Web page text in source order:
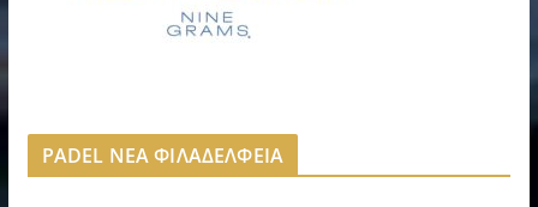
PADEL ΝΕΑ ΦΙΛΑΔΕΛΦΕΙΑ